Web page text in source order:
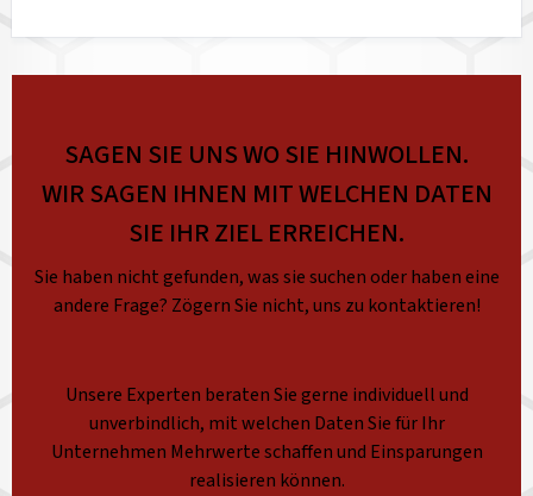
SAGEN SIE UNS WO SIE HINWOLLEN.
WIR SAGEN IHNEN MIT WELCHEN DATEN
SIE IHR ZIEL ERREICHEN.
Sie haben nicht gefunden, was sie suchen oder haben eine
andere Frage? Zögern Sie nicht, uns zu kontaktieren!
Unsere Experten beraten Sie gerne individuell und
unverbindlich, mit welchen Daten Sie für Ihr
Unternehmen Mehrwerte schaffen und Einsparungen
realisieren können.